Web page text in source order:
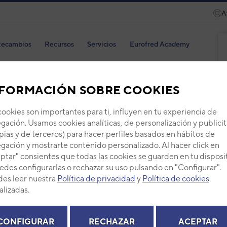
SOBRE COOKIES
son importantes para ti, influyen en tu experiencia de
Usamos cookies analíticas, de personalización y
y de terceros) para hacer perfiles basados en hábitos de
y mostrarte contenido personalizado. Al hacer click en
consientes que todas las cookies se guarden en tu
configurarlas o rechazar su uso pulsando en "Configurar".
leer nuestra Política de privacidad y Política de cookies
RECHAZAR ACEPTAR
Recursos Servicios Eurofred Academy
Código:
Ref.
+ Ver